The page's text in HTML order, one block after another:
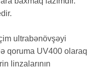
ultrabənövşəyi
qoruma UV400 olaraq
linzalarının